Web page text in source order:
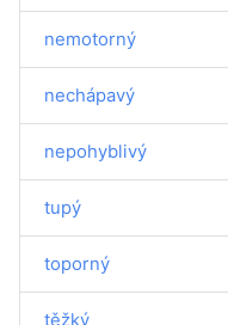
nemotorný
nechápavý
nepohyblivý
tupý
toporný
těžký